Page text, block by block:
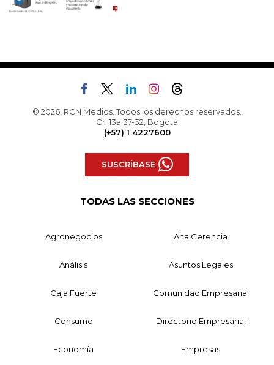
© 2026, RCN Medios. Todos los derechos reservados.
Cr. 13a 37-32, Bogotá
(+57) 1 4227600
SUSCRÍBASE
TODAS LAS SECCIONES
Agronegocios Alta Gerencia
Análisis Asuntos Legales
Caja Fuerte Comunidad Empresarial
Consumo Directorio Empresarial
Economía Empresas